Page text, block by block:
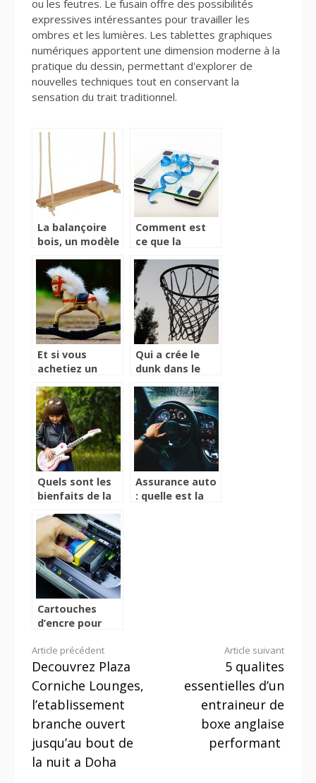
ou les feutres. Le fusain offre des possibilités
expressives intéressantes pour travailler les
ombres et les lumières. Les tablettes graphiques
numériques apportent une dimension moderne à la
pratique du dessin, permettant d'explorer de
nouvelles techniques tout en conservant la
sensation du trait traditionnel.
La balançoire
bois, un modèle
surface
Comment est
ce que la
connectée
change notre
vision de la
santé ?
Et si vous
achetiez un
pour votre
enfant ?
Qui a crée le
dunk dans le
Quels sont les
bienfaits de la
les enfants ?
Assurance auto
: quelle est la
Cartouches
d’encre pour
que faut-il
savoir ?
Lire
la
suite
Article précédent
Decouvrez Plaza
Corniche Lounges,
l’etablissement
branche ouvert
jusqu’au bout de
la nuit a Doha
Article suivant
5 qualites
essentielles d’un
entraineur de
boxe anglaise
performant